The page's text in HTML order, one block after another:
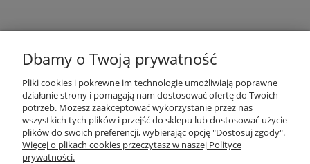
POMOC
MOJE KONTO
PŁATNOŚCI I DOSTAWA
Dbamy o Twoją prywatność
Pliki cookies i pokrewne im technologie umożliwiają poprawne
działanie strony i pomagają nam dostosować ofertę do Twoich
potrzeb. Możesz zaakceptować wykorzystanie przez nas
wszystkich tych plików i przejść do sklepu lub dostosować użycie
plików do swoich preferencji, wybierając opcję "Dostosuj zgody".
Więcej o plikach cookies przeczytasz w naszej Polityce
prywatności.